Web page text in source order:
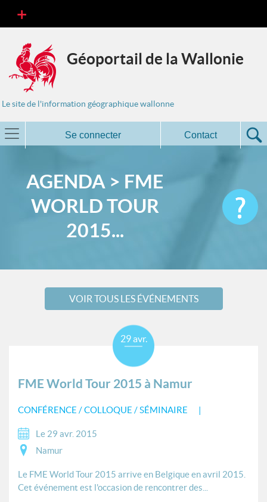
Géoportail de la Wallonie
Le site de l'information géographique wallonne
Se connecter Contact
AGENDA > FME
WORLD TOUR
2015...
VOIR TOUS LES ÉVÉNEMENTS
FME World Tour 2015 à Namur
CONFÉRENCE / COLLOQUE / SÉMINAIRE
29 avr.
Le 29 avr. 2015
Namur
Le FME World Tour 2015 arrive en Belgique en avril 2015.
Cet événement est l'occasion de rencontrer des...